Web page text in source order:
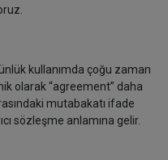
kullanımda çoğu zaman
olarak “agreement” daha
mutabakatı ifade
sözleşme anlamına gelir.